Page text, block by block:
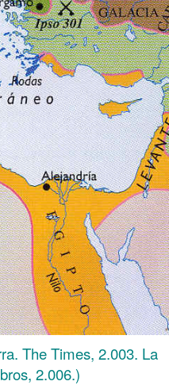
The Times, 2.003. La
2.006.)